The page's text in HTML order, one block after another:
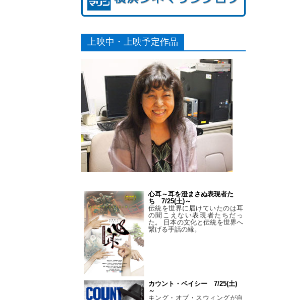
上映中・上映予定作品
心耳～耳を澄まさぬ表現者た
ち 7/25(土)～
伝統を世界に届けていたのは耳
の聞こえない表現者たちだっ
た。 日本の文化と伝統を世界へ
繋げる手話の縁。
カウント・ベイシー 7/25(土)
～
キング・オブ・スウィングが自